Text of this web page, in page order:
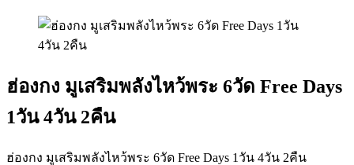
ฮ่องกง มูเสริมพลังไหว้พระ 6วัด Free Days
1วัน 4วัน 2คืน
ฮ่องกง มูเสริมพลังไหว้พระ 6วัด Free Days 1วัน 4วัน 2คืน